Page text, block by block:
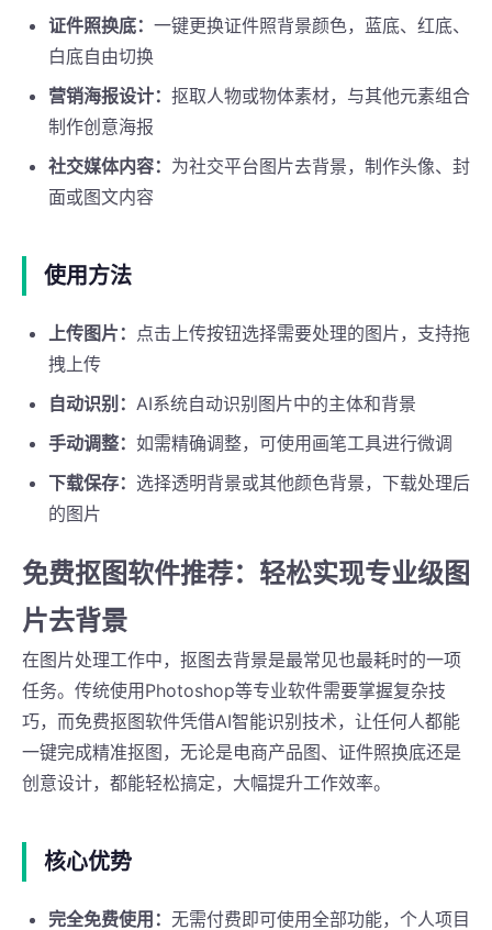
证件照换底： 一键更换证件照背景颜色，蓝底、红底、
白底自由切换
营销海报设计： 抠取人物或物体素材，与其他元素组合
制作创意海报
社交媒体内容： 为社交平台图片去背景，制作头像、封
面或图文内容
使用方法
上传图片： 点击上传按钮选择需要处理的图片，支持拖
拽上传
自动识别： AI系统自动识别图片中的主体和背景
手动调整： 如需精确调整，可使用画笔工具进行微调
下载保存： 选择透明背景或其他颜色背景，下载处理后
的图片
免费抠图软件推荐：轻松实现专业级图
片去背景
在图片处理工作中，抠图去背景是最常见也最耗时的一项
任务。传统使用Photoshop等专业软件需要掌握复杂技
巧，而免费抠图软件凭借AI智能识别技术，让任何人都能
一键完成精准抠图，无论是电商产品图、证件照换底还是
创意设计，都能轻松搞定，大幅提升工作效率。
核心优势
完全免费使用： 无需付费即可使用全部功能，个人项目